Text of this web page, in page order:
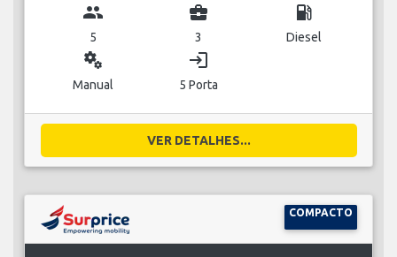
group
5
business_center
3
local_gas_station
Diesel
miscellaneous_services
Manual
login
5 Porta
VER DETALHES...
COMPACTO